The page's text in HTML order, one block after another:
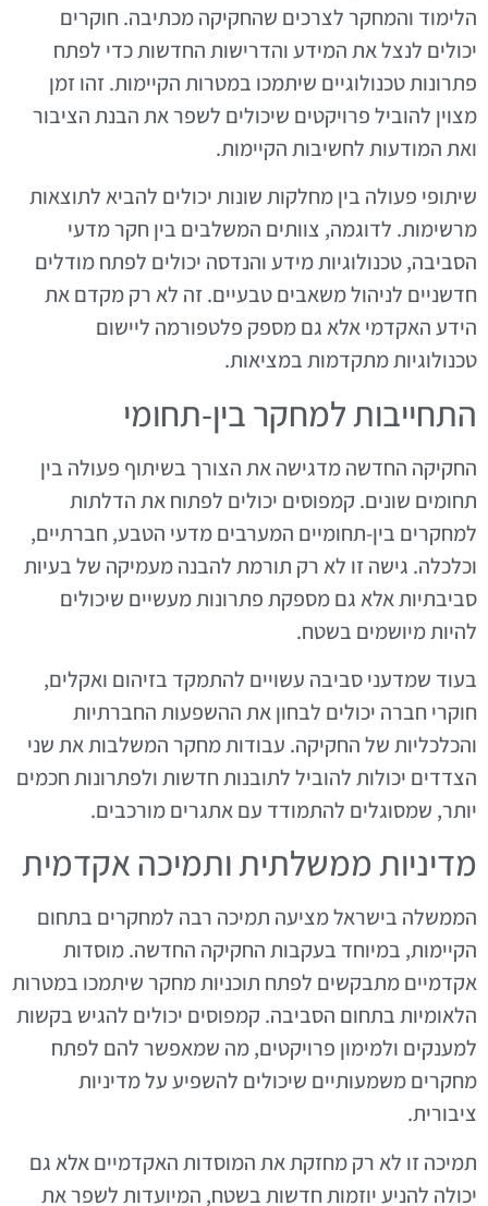
הלימוד והמחקר לצרכים שהחקיקה מכתיבה. חוקרים
יכולים לנצל את המידע והדרישות החדשות כדי לפתח
פתרונות טכנולוגיים שיתמכו במטרות הקיימות. זהו זמן
מצוין להוביל פרויקטים שיכולים לשפר את הבנת הציבור
ואת המודעות לחשיבות הקיימות.
שיתופי פעולה בין מחלקות שונות יכולים להביא לתוצאות
מרשימות. לדוגמה, צוותים המשלבים בין חקר מדעי
הסביבה, טכנולוגיות מידע והנדסה יכולים לפתח מודלים
חדשניים לניהול משאבים טבעיים. זה לא רק מקדם את
הידע האקדמי אלא גם מספק פלטפורמה ליישום
טכנולוגיות מתקדמות במציאות.
התחייבות למחקר בין-תחומי
החקיקה החדשה מדגישה את הצורך בשיתוף פעולה בין
תחומים שונים. קמפוסים יכולים לפתוח את הדלתות
למחקרים בין-תחומיים המערבים מדעי הטבע, חברתיים,
וכלכלה. גישה זו לא רק תורמת להבנה מעמיקה של בעיות
סביבתיות אלא גם מספקת פתרונות מעשיים שיכולים
להיות מיושמים בשטח.
בעוד שמדעני סביבה עשויים להתמקד בזיהום ואקלים,
חוקרי חברה יכולים לבחון את ההשפעות החברתיות
והכלכליות של החקיקה. עבודות מחקר המשלבות את שני
הצדדים יכולות להוביל לתובנות חדשות ולפתרונות חכמים
יותר, שמסוגלים להתמודד עם אתגרים מורכבים.
מדיניות ממשלתית ותמיכה אקדמית
הממשלה בישראל מציעה תמיכה רבה למחקרים בתחום
הקיימות, במיוחד בעקבות החקיקה החדשה. מוסדות
אקדמיים מתבקשים לפתח תוכניות מחקר שיתמכו במטרות
הלאומיות בתחום הסביבה. קמפוסים יכולים להגיש בקשות
למענקים ולמימון פרויקטים, מה שמאפשר להם לפתח
מחקרים משמעותיים שיכולים להשפיע על מדיניות
ציבורית.
תמיכה זו לא רק מחזקת את המוסדות האקדמיים אלא גם
יכולה להניע יוזמות חדשות בשטח, המיועדות לשפר את